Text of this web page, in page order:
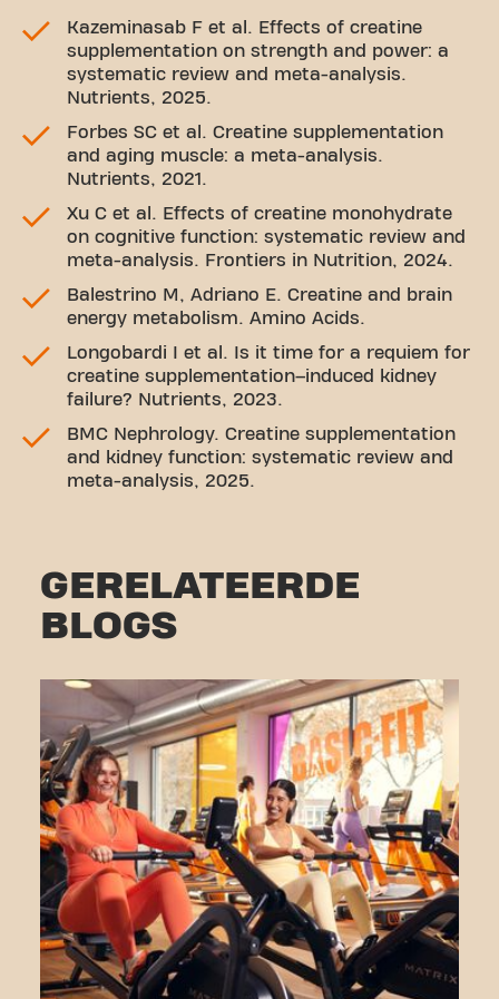
Kazeminasab F et al. Effects of creatine
supplementation on strength and power: a
systematic review and meta-analysis.
Nutrients, 2025.
Forbes SC et al. Creatine supplementation
and aging muscle: a meta-analysis.
Nutrients, 2021.
Xu C et al. Effects of creatine monohydrate
on cognitive function: systematic review and
meta-analysis. Frontiers in Nutrition, 2024.
Balestrino M, Adriano E. Creatine and brain
energy metabolism. Amino Acids.
Longobardi I et al. Is it time for a requiem for
creatine supplementation–induced kidney
failure? Nutrients, 2023.
BMC Nephrology. Creatine supplementation
and kidney function: systematic review and
meta-analysis, 2025.
GERELATEERDE
BLOGS